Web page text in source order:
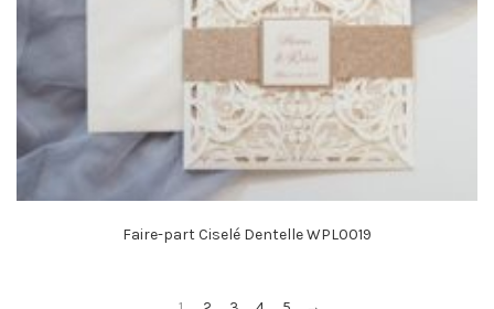
Faire-part Ciselé Dentelle WPL0019